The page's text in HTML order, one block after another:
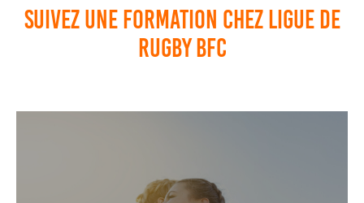
Suivez une formation chez Ligue de
Rugby BFC